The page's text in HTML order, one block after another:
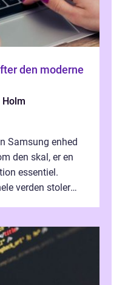
Holm
Samsung enhed
den skal, er en
essentiel.
verden stoler